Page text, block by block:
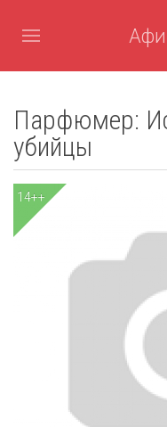
Парфюмер:
убийцы
14++